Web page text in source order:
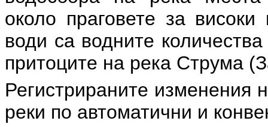
около праговете за
води са водните
притоците на река Струма
Регистрираните изменения
реки по автоматични и